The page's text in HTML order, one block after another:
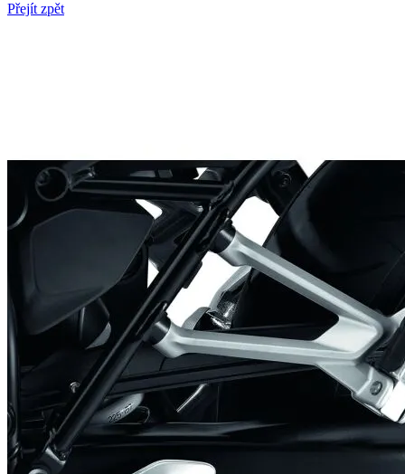
Přejít zpět